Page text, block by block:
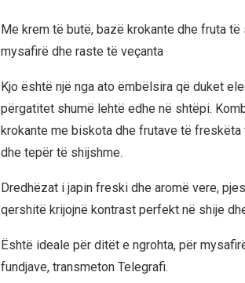
Me krem të butë, bazë krokante dhe fruta
mysafirë dhe raste të veçanta
Kjo është një nga ato ëmbëlsira që duket
përgatitet shumë lehtë edhe në shtëpi.
krokante me biskota dhe frutave të
dhe tepër të shijshme.
Dredhëzat i japin freski dhe aromë vere,
qershitë krijojnë kontrast perfekt në shije
Është ideale për ditët e ngrohta, për
fundjave, transmeton Telegrafi.